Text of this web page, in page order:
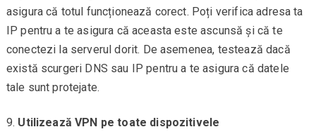
asigura că totul funcționează corect. Poți verifica adresa ta
IP pentru a te asigura că aceasta este ascunsă și că te
conectezi la serverul dorit. De asemenea, testează dacă
există scurgeri DNS sau IP pentru a te asigura că datele
tale sunt protejate.
Utilizează VPN pe toate dispozitivele